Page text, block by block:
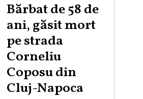
Bărbat de 58 de
ani, găsit mort
pe strada
Corneliu
Coposu din
Cluj-Napoca